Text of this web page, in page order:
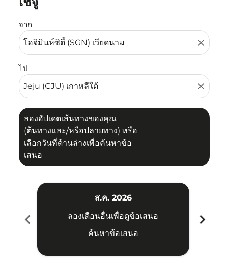
จาก
close
ไป
close
ลองอัปเดตเส้นทางของคุณ
(ต้นทางและ/หรือปลายทาง) หรือ
เลือกวันที่ด้านล่างเพื่อค้นหาข้อ
เสนอ
chevron_left
ส.ค. 2026
ลองเดือนอื่นเพื่อดูข้อเสนอ
ค้นหาข้อเสนอ
chevron_right